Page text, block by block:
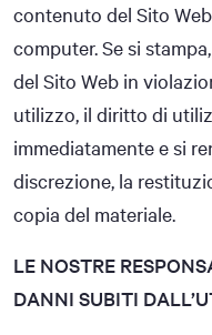
contenuto del Sito
computer. Se si
del Sito Web in
utilizzo, il diritto di
immediatamente e si
discrezione, la
copia del materiale.
LE NOSTRE
DANNI SUBITI